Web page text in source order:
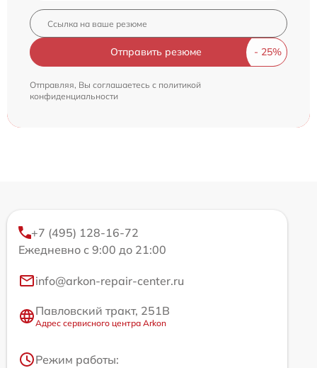
Отправить резюме
Отправляя, Вы соглашаетесь с политикой
конфиденциальности
+7 (495) 128-16-72
Ежедневно с 9:00 до 21:00
info@arkon-repair-center.ru
Павловский тракт, 251В
Адрес сервисного центра Arkon
Режим работы: